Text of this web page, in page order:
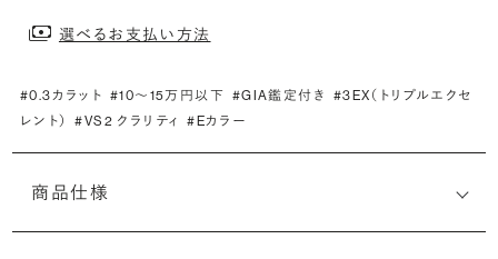
選べるお支払い方法
#0.3カラット #10〜15万円以下 #GIA鑑定付き #3EX（トリプルエクセ
レント）
#VS2 クラリティ #Eカラー
商品仕様